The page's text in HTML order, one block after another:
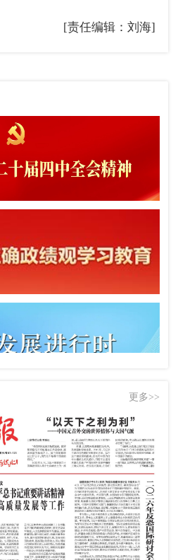
[责任编辑：刘海]
更多>>